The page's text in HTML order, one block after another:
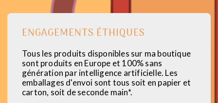
ENGAGEMENTS ÉTHIQUES
Tous les produits disponibles sur ma boutique
sont produits en Europe et 100% sans
génération par intelligence artificielle. Les
emballages d'envoi sont tous soit en papier et
carton, soit de seconde main*.